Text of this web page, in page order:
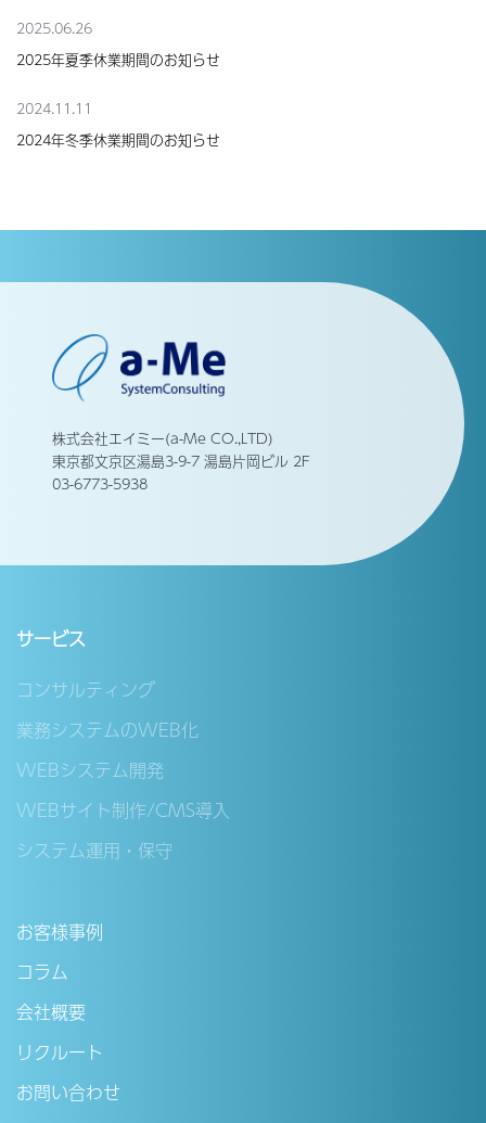
2025.06.26
2025年夏季休業期間のお知らせ
2024.11.11
2024年冬季休業期間のお知らせ
株式会社エイミー(a-Me CO.,LTD)
東京都文京区湯島3-9-7 湯島片岡ビル 2F
03-6773-5938
サービス
コンサルティング
業務システムのWEB化
WEBシステム開発
WEBサイト制作/CMS導入
システム運用・保守
お客様事例
コラム
会社概要
リクルート
お問い合わせ